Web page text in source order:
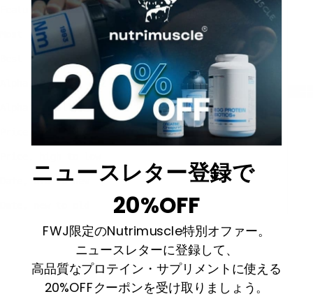
Featured
Most relevant
Best selling
Alphabetically, A-Z
Alphabetically, Z-A
Date, old to new
ニュースレター登録で
20%OFF
FWJ限定のNutrimuscle特別オファー。
ニュースレターに登録して、
高品質なプロテイン・サプリメントに使える
20%OFFクーポンを受け取りましょう。